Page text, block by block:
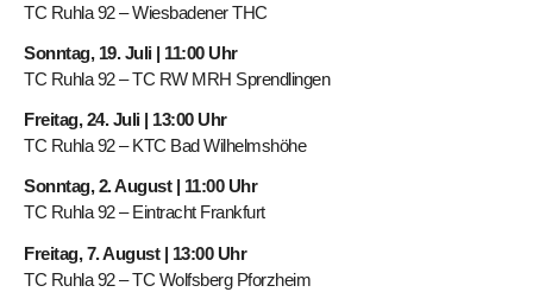
TC Ruhla 92 – Wiesbadener THC
Sonntag, 19. Juli | 11:00 Uhr
TC Ruhla 92 – TC RW MRH Sprendlingen
Freitag, 24. Juli | 13:00 Uhr
TC Ruhla 92 – KTC Bad Wilhelmshöhe
Sonntag, 2. August | 11:00 Uhr
TC Ruhla 92 – Eintracht Frankfurt
Freitag, 7. August | 13:00 Uhr
TC Ruhla 92 – TC Wolfsberg Pforzheim